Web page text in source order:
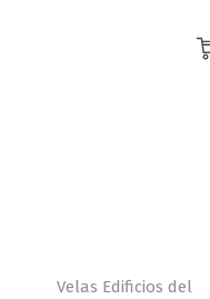
Velas Edificios del